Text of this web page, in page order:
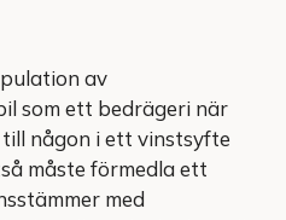
av
som ett bedrägeri när
någon i ett vinstsyfte
måste förmedla ett
med